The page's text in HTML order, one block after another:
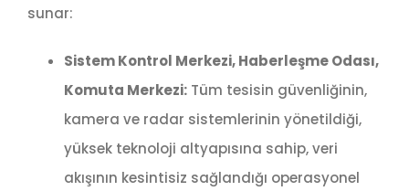
sunar:
Sistem Kontrol Merkezi, Haberleşme Odası,
Komuta Merkezi:Tüm tesisin güvenliğinin,
kamera ve radar sistemlerinin yönetildiği,
yüksek teknoloji altyapısına sahip, veri
akışının kesintisiz sağlandığı operasyonel